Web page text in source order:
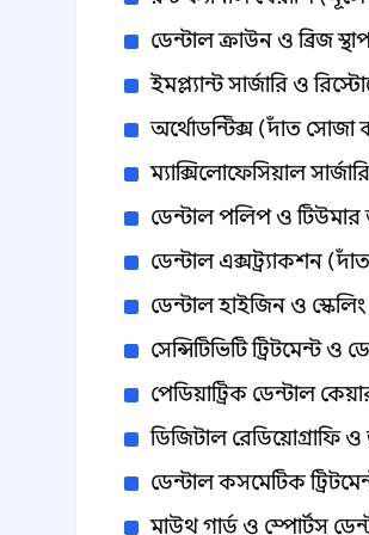
ডেন্টাল ক্রাউন ও ব্রিজ
ইমপ্ল্যান্ট সার্জারি ও
অর্থোডন্টিক্স (দাঁত সোজা
ম্যাক্সিলোফেসিয়াল
ডেন্টাল পলিপ ও
ডেন্টাল এক্সট্র্যাকশন
ডেন্টাল হাইজিন ও স্কেলিং
সেন্সিটিভিটি ট্রিটমেন্ট ও
পেডিয়াট্রিক ডেন্টাল
ডিজিটাল রেডিয়োগ্রাফি
ডেন্টাল কসমেটিক
মাউথ গার্ড ও স্পোর্টস